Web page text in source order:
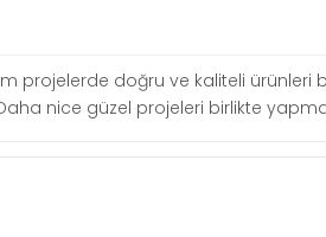
projelerde doğru ve kaliteli
nice güzel projeleri birlikte